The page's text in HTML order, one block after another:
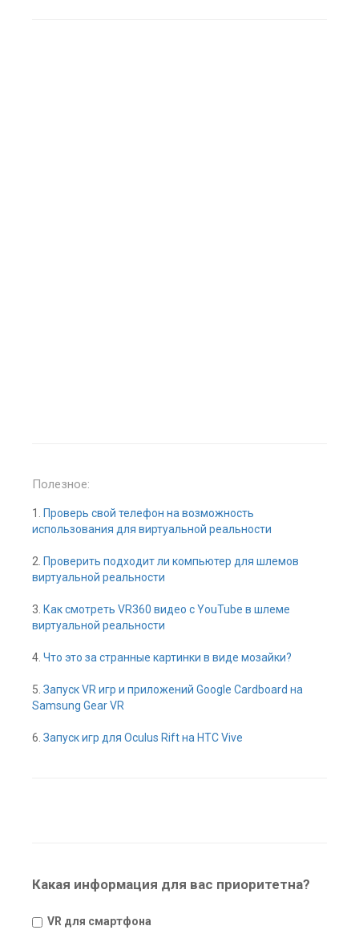
Полезное:
1.
Проверь свой телефон на возможность
использования для виртуальной реальности
2. Проверить подходит ли компьютер для шлемов
виртуальной реальности
3. Как смотреть VR360 видео с YouTube в шлеме
виртуальной реальности
4. Что это за странные картинки в виде мозайки?
5. Запуск VR игр и приложений Google Cardboard на
Samsung Gear VR
6. Запуск игр для Oculus Rift на HTC Vive
Какая информация для вас приоритетна?
VR для смартфона